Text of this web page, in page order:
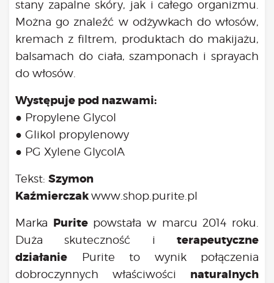
stany zapalne skóry, jak i całego organizmu.
Można go znaleźć w odżywkach do włosów,
kremach z filtrem, produktach do makijażu,
balsamach do ciała, szamponach i sprayach
do włosów.
Występuje pod nazwami:
● Propylene Glycol
● Glikol propylenowy
● PG Xylene GlycolA
Tekst: Szymon
Kaźmierczakwww.shop.purite.pl
Marka Puritepowstała w marcu 2014 roku.
Duża skuteczność i terapeutyczne
działanie Purite to wynik połączenia
dobroczynnych właściwości naturalnych